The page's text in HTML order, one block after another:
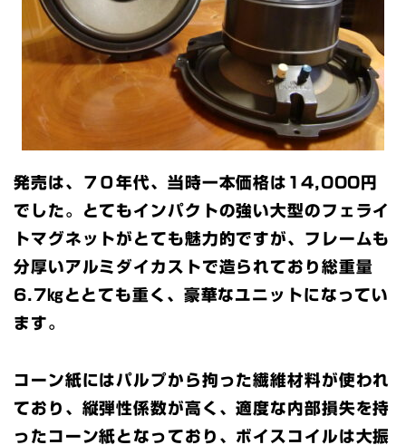
発売は、７０年代、当時一本価格は14,000円
でした。とてもインパクトの強い大型のフェライ
トマグネットがとても魅力的ですが、フレームも
分厚いアルミダイカストで造られており総重量
6.7㎏ととても重く、豪華なユニットになってい
ます。
コーン紙にはパルプから拘った繊維材料が使われ
ており、縦弾性係数が高く、適度な内部損失を持
ったコーン紙となっており、ボイスコイルは大振